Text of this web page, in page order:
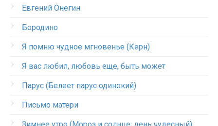
Евгений Онегин
Бородино
Я помню чудное мгновенье (Керн)
Я вас любил, любовь еще, быть может
Парус (Белеет парус одинокий)
Письмо матери